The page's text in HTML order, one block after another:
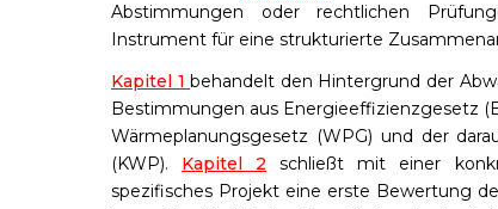
Abstimmungen oder rechtlichen
Instrument für eine strukturierte
Kapitel 1behandelt den Hintergrund der
Bestimmungen aus Energieeffizienzgesetz
Wärmeplanungsgesetz (WPG) und der
(KWP). Kapitel 2 schließt mit einer
spezifisches Projekt eine erste Bewertung